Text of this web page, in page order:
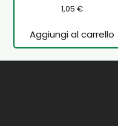
1,05€
Aggiungi al carrello